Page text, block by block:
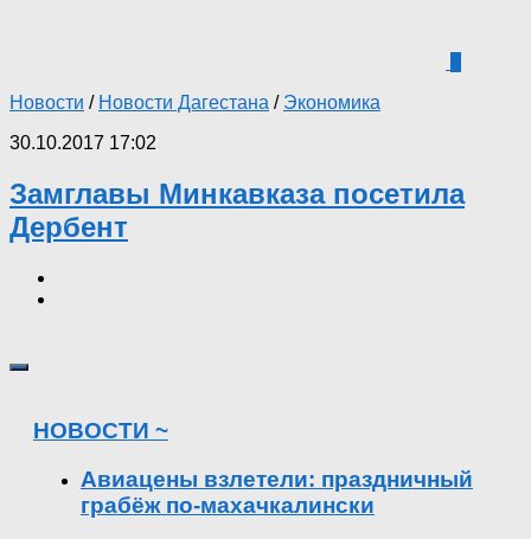
Новости / Новости Дагестана / Экономика
30.10.2017 17:02
Замглавы Минкавказа посетила
Дербент
НОВОСТИ ~
Авиацены взлетели: праздничный
грабёж по-махачкалински